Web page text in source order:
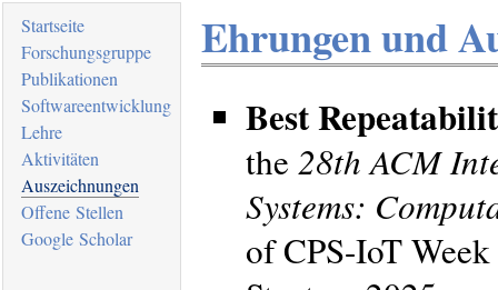
Startseite
Forschungsgruppe
Publikationen
Softwareentwicklung
Lehre
Aktivitäten
Auszeichnungen
Offene Stellen
Google Scholar
Ehrungen und
Best
the 28th ACM
Systems:
of CPS-IoT